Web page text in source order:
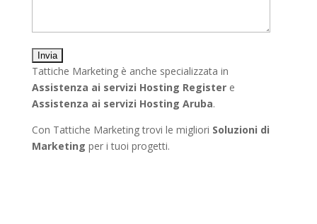
Tattiche Marketing è anche specializzata in
Assistenza ai servizi Hosting Register e
Assistenza ai servizi Hosting Aruba.
Con Tattiche Marketing trovi le migliori Soluzioni di
Marketing per i tuoi progetti.